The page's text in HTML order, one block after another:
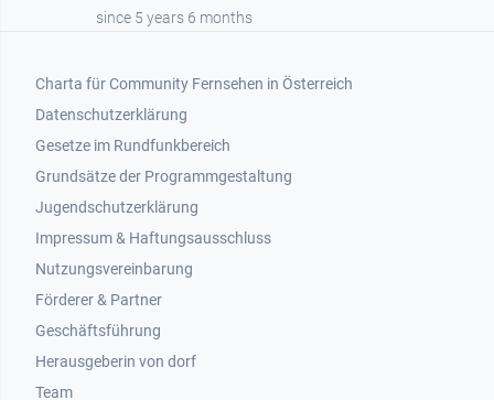
since 5 years 6 months
Footer 1
Charta für Community Fernsehen in Österreich
Datenschutzerklärung
Gesetze im Rundfunkbereich
Grundsätze der Programmgestaltung
Jugendschutzerklärung
Impressum & Haftungsausschluss
Nutzungsvereinbarung
Footer 2
Förderer & Partner
Geschäftsführung
Herausgeberin von dorf
Team